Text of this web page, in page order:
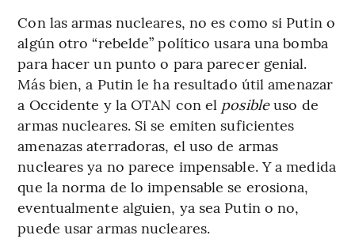
Con las armas nucleares, no es como si Putin o
algún otro “rebelde” político usara una bomba
para hacer un punto o para parecer genial.
Más bien, a Putin le ha resultado útil amenazar
a Occidente y la OTAN con el posibleuso de
armas nucleares. Si se emiten suficientes
amenazas aterradoras, el uso de armas
nucleares ya no parece impensable. Y a medida
que la norma de lo impensable se erosiona,
eventualmente alguien, ya sea Putin o no,
puede usar armas nucleares.